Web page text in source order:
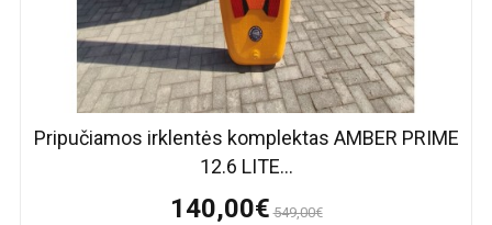
Pripučiamos irklentės komplektas AMBER PRIME
12.6 LITE...
140,00€ 549,00€